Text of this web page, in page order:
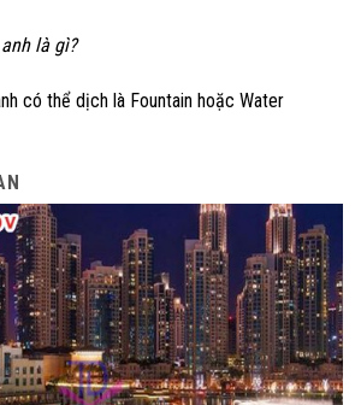
là gì?
có thể dịch là Fountain hoặc Water